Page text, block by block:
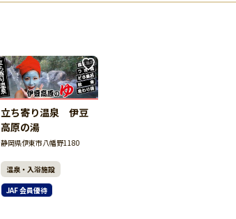
立ち寄り温泉 伊豆
高原の湯
静岡県伊東市八幡野1180
温泉・入浴施設
JAF 会員優待